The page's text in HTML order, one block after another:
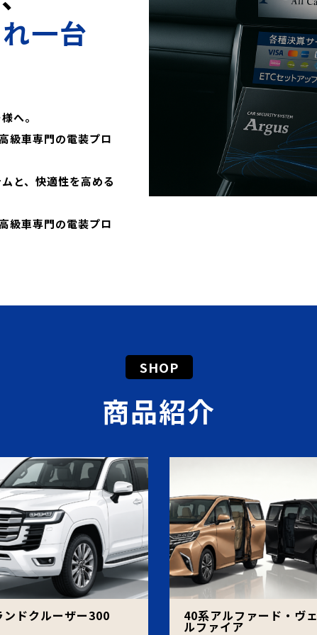
一台
へ。
級車専門の電装プロ
と、快適性を高める
級車専門の電装プロ
SHOP
商品紹介
ンドクルーザー300 40系アルファード・ヴェ
ルファイア